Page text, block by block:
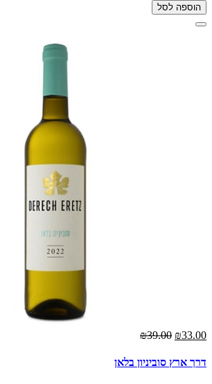
הוספה לסל
₪33.00
₪39.00
דרך ארץ סוביניון בלאן